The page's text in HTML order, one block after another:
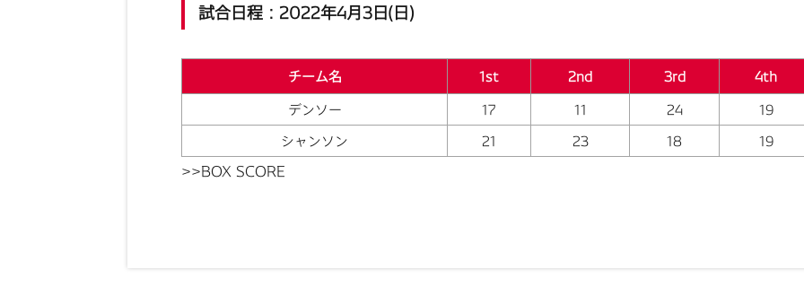
試合日程：2022年4月3日(日)
チーム名 1st 2nd 3rd 4th
デンソー
17 11 24 19
シャンソン
21 23 18 19
>>BOX SCORE